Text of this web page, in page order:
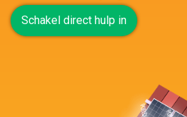
Schakel direct hulp in